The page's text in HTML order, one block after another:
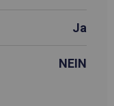
Ja
NEIN